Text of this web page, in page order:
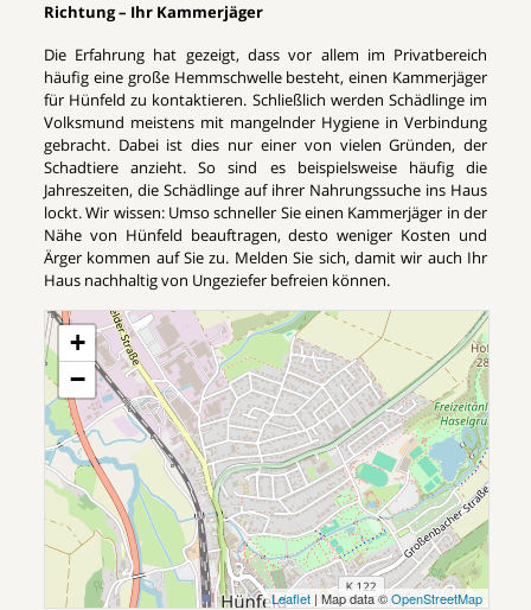
Richtung – Ihr Kammerjäger
Die Erfahrung hat gezeigt, dass vor allem im Privatbereich
häufig eine große Hemmschwelle besteht, einen Kammerjäger
für Hünfeld zu kontaktieren. Schließlich werden Schädlinge im
Volksmund meistens mit mangelnder Hygiene in Verbindung
gebracht. Dabei ist dies nur einer von vielen Gründen, der
Schadtiere anzieht. So sind es beispielsweise häufig die
Jahreszeiten, die Schädlinge auf ihrer Nahrungssuche ins Haus
lockt. Wir wissen: Umso schneller Sie einen Kammerjäger in der
Nähe von Hünfeld beauftragen, desto weniger Kosten und
Ärger kommen auf Sie zu. Melden Sie sich, damit wir auch Ihr
Haus nachhaltig von Ungeziefer befreien können.
+
−
Leaflet| Map data ©OpenStreetMap